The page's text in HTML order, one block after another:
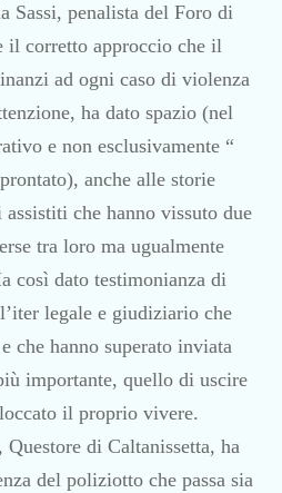
Sassi, penalista del Foro di
il corretto approccio che il
ad ogni caso di violenza
ha dato spazio (nel
e non esclusivamente “
anche alle storie
che hanno vissuto due
tra loro ma ugualmente
così dato testimonianza di
legale e giudiziario che
che hanno superato inviata
importante, quello di uscire
il proprio vivere.
di Caltanissetta, ha
del poliziotto che passa sia